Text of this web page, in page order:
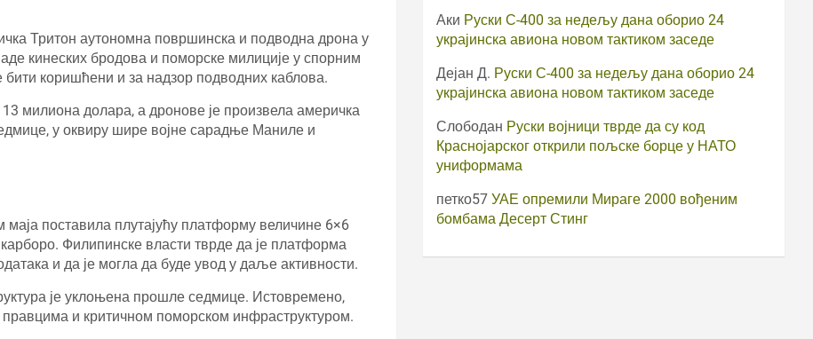
Тритон аутономна површинска и подводна дрона у
кинеских бродова и поморске милиције у спорним
коришћени и за надзор подводних каблова.
милиона долара, а дронове је произвела америчка
у оквиру шире војне сарадње Маниле и
маја поставила плутајућу платформу величине 6×6
Филипинске власти тврде да је платформа
и да је могла да буде увод у даље активности.
је уклоњена прошле седмице. Истовремено,
и критичном поморском инфраструктуром.
Аки Руски С-400 за недељу дана оборио 24
украјинска авиона новом тактиком заседе
Дејан Д. Руски С-400 за недељу дана оборио 24
украјинска авиона новом тактиком заседе
Слободан Руски војници тврде да су код
Краснојарског открили пољске борце у НАТО
униформама
петко57 УАЕ опремили Мираге 2000 вођеним
бомбама Десерт Стинг